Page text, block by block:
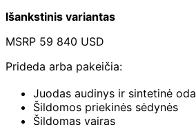
Išankstinis variantas
MSRP 59 840 USD
Prideda arba pakeičia:
Juodas audinys ir sintetinė oda
Šildomos priekinės sėdynės
Šildomas vairas